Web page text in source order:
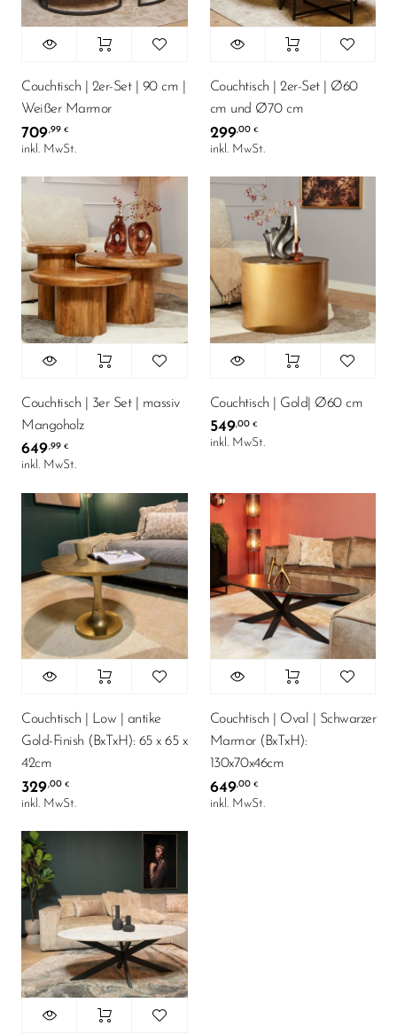
Couchtisch | 2er-Set | 90 cm |
Weißer Marmor
709,99 €
inkl. MwSt.
Couchtisch | 2er-Set | Ø60
cm und Ø70 cm
299,00€
inkl. MwSt.
Couchtisch | 3er Set | massiv
Mangoholz
649,99 €
inkl. MwSt.
Couchtisch | Gold| Ø60 cm
549,00€
inkl. MwSt.
Couchtisch | Low | antike
Gold-Finish (BxTxH): 65 x 65 x
42cm
329,00 €
inkl. MwSt.
Couchtisch | Oval | Schwarzer
Marmor (BxTxH):
130x70x46cm
649,00€
inkl. MwSt.